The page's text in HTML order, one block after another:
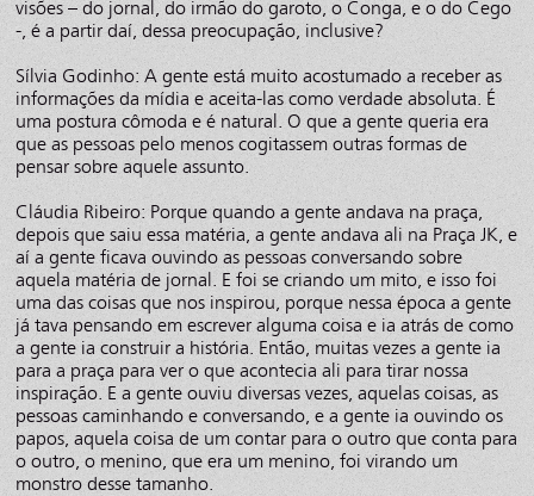
visões – do jornal, do irmão do garoto, o Conga, e o do Cego
-, é a partir daí, dessa preocupação, inclusive?
Sílvia Godinho: A gente está muito acostumado a receber as
informações da mídia e aceita-las como verdade absoluta. É
uma postura cômoda e é natural. O que a gente queria era
que as pessoas pelo menos cogitassem outras formas de
pensar sobre aquele assunto.
Cláudia Ribeiro: Porque quando a gente andava na praça,
depois que saiu essa matéria, a gente andava ali na Praça JK, e
aí a gente ficava ouvindo as pessoas conversando sobre
aquela matéria de jornal. E foi se criando um mito, e isso foi
uma das coisas que nos inspirou, porque nessa época a gente
já tava pensando em escrever alguma coisa e ia atrás de como
a gente ia construir a história. Então, muitas vezes a gente ia
para a praça para ver o que acontecia ali para tirar nossa
inspiração. E a gente ouviu diversas vezes, aquelas coisas, as
pessoas caminhando e conversando, e a gente ia ouvindo os
papos, aquela coisa de um contar para o outro que conta para
o outro, o menino, que era um menino, foi virando um
monstro desse tamanho.